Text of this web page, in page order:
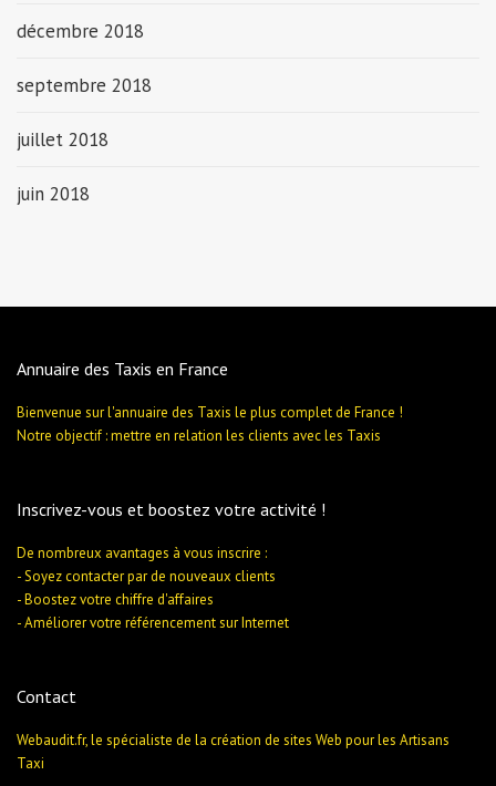
décembre 2018
septembre 2018
juillet 2018
juin 2018
Annuaire des Taxis en France
Bienvenue sur l'annuaire des Taxis le plus complet de France !
Notre objectif : mettre en relation les clients avec les Taxis
Inscrivez-vous et boostez votre activité !
De nombreux avantages à vous inscrire :
- Soyez contacter par de nouveaux clients
- Boostez votre chiffre d'affaires
- Améliorer votre référencement sur Internet
Contact
Webaudit.fr, le spécialiste de la création de sites Web pour les Artisans
Taxi